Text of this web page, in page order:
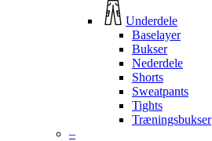
Underdele
Baselayer
Bukser
Nederdele
Shorts
Sweatpants
Tights
Træningsbukser
–